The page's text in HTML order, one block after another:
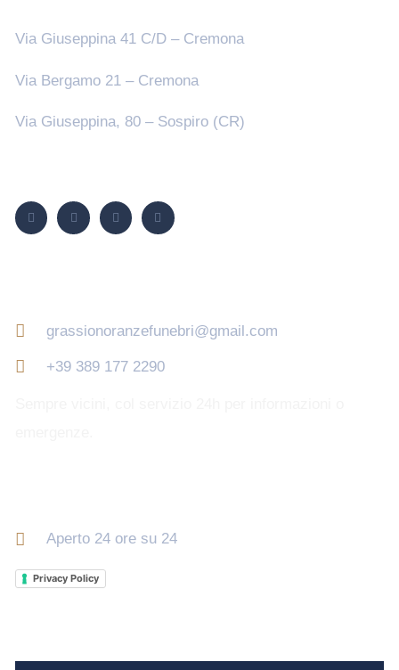
Via Giuseppina 41 C/D – Cremona
Via Bergamo 21 – Cremona
Via Giuseppina, 80 – Sospiro (CR)
grassionoranzefunebri@gmail.com
+39 389 177 2290
Aperto 24 ore su 24
Privacy Policy